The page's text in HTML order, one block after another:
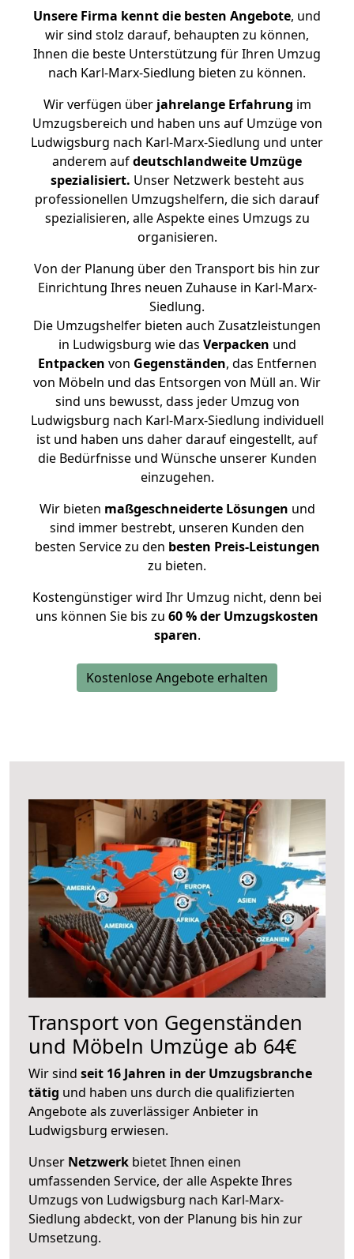
Unsere Firma kennt die besten Angebote, und
wir sind stolz darauf, behaupten zu können,
Ihnen die beste Unterstützung für Ihren Umzug
nach Karl-Marx-Siedlung bieten zu können.
Wir verfügen überjahrelange Erfahrung im
Umzugsbereich und haben uns auf Umzüge von
Ludwigsburg nach Karl-Marx-Siedlung und unter
anderem aufdeutschlandweite Umzüge
spezialisiert. Unser Netzwerk besteht aus
professionellen Umzugshelfern, die sich darauf
spezialisieren, alle Aspekte eines Umzugs zu
organisieren.
Von der Planung über den Transport bis hin zur
Einrichtung Ihres neuen Zuhause in Karl-Marx-
Siedlung.
Die Umzugshelfer bieten auch Zusatzleistungen
in Ludwigsburg wie das Verpacken und
Entpacken von Gegenständen, das Entfernen
von Möbeln und das Entsorgen von Müll an. Wir
sind uns bewusst, dass jeder Umzug von
Ludwigsburg nach Karl-Marx-Siedlung individuell
ist und haben uns daher darauf eingestellt, auf
die Bedürfnisse und Wünsche unserer Kunden
einzugehen.
Wir bieten maßgeschneiderte Lösungen und
sind immer bestrebt, unseren Kunden den
besten Service zu den besten Preis-Leistungen
zu bieten.
Kostengünstiger wird Ihr Umzug nicht, denn bei
uns können Sie bis zu 60 % der Umzugskosten
sparen.
Kostenlose Angebote erhalten
Transport von Gegenständen
und Möbeln Umzüge ab 64€
Wir sind seit 16 Jahren in der Umzugsbranche
tätig und haben uns durch die qualifizierten
Angebote als zuverlässiger Anbieter in
Ludwigsburg erwiesen.
Unser Netzwerk bietet Ihnen einen
umfassenden Service, der alle Aspekte Ihres
Umzugs von Ludwigsburg nach Karl-Marx-
Siedlung abdeckt, von der Planung bis hin zur
Umsetzung.